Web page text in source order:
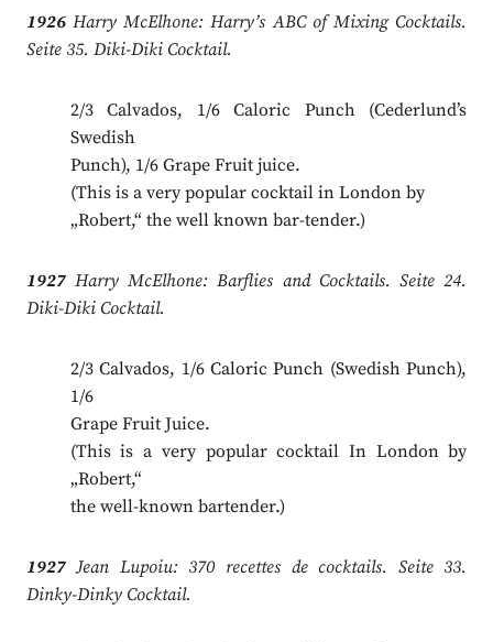
1926Harry McElhone: Harry’s ABC of Mixing Cocktails.
Seite 35. Diki-Diki Cocktail.
2/3 Calvados, 1/6 Caloric Punch (Cederlund’s
Swedish
Punch), 1/6 Grape Fruit juice.
(This is a very popular cocktail in London by
„Robert,“ the well known bar-tender.)
1927Harry McElhone: Barflies and Cocktails. Seite 24.
Diki-Diki Cocktail.
2/3 Calvados, 1/6 Caloric Punch (Swedish Punch),
1/6
Grape Fruit Juice.
(This is a very popular cocktail In London by
„Robert,“
the well-known bartender.)
1927Jean Lupoiu: 370 recettes de cocktails. Seite 33.
Dinky-Dinky Cocktail.